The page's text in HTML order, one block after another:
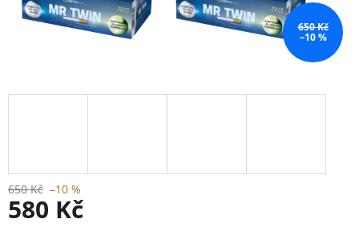
650 Kč
–10 %
650 Kč –10 %
580 Kč